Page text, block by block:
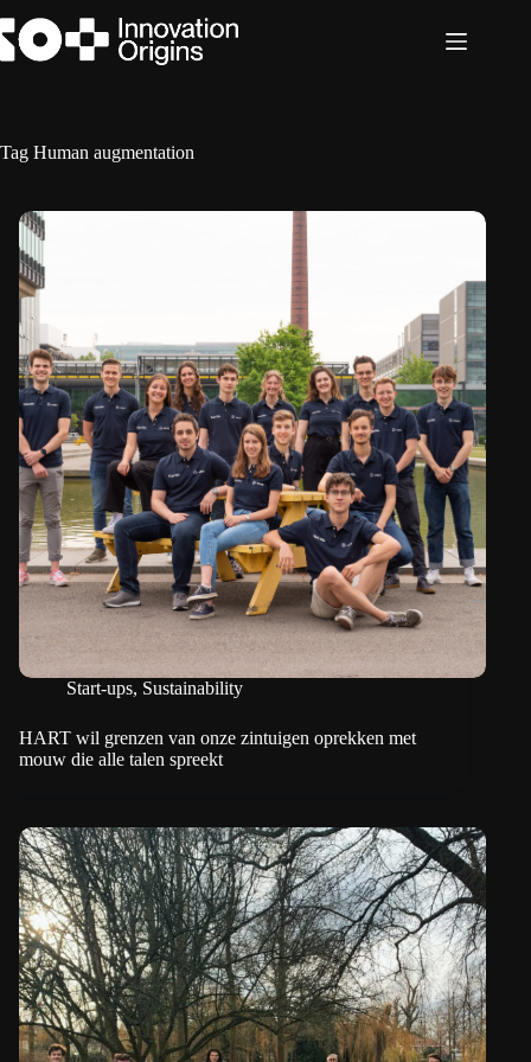
naar
de
Tag Human augmentation
Start-ups, Sustainability
HART wil grenzen van onze zintuigen oprekken met
mouw die alle talen spreekt